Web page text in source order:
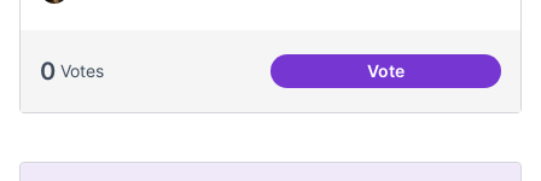
0 Votes VoteTips for Choosing